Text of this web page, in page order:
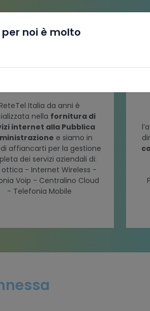
ReteTel Italia da anni è
nella fornitura di
internet alla Pubblica
e siamo in
affiancarti per la gestione
dei servizi aziendali di:
ottica - Internet Wireless -
Voip - Centralino Cloud
- Telefonia Mobile
noi è molto